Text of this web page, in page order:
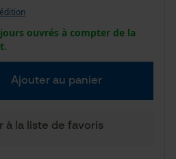
ouvrés à compter de la
Ajouter au panier
à la liste de favoris